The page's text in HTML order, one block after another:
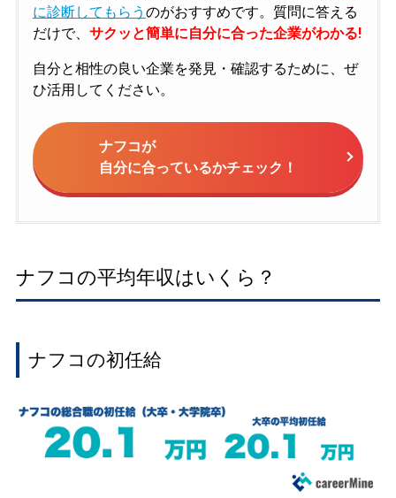
に診断してもらう のがおすすめです。質問に答える
だけで、 サクッと簡単に自分に合った企業がわかる!
自分と相性の良い企業を発見・確認するために、ぜ
ひ活用してください。
ナフコが
自分に合っているかチェック！
ナフコの平均年収はいくら？
ナフコの初任給